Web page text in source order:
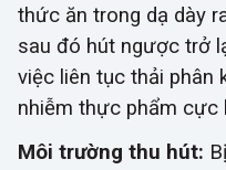
thức ăn trong dạ dày
sau đó hút ngược trở
việc liên tục thải phân
nhiễm thực phẩm cực
Môi trường thu hút: